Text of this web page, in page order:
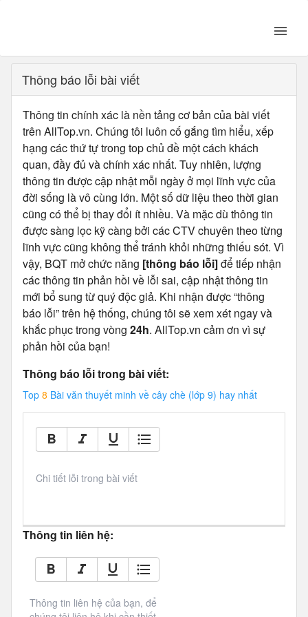
Thông báo lỗi bài viết
Thông tin chính xác là nền tảng cơ bản của bài viết
trên AllTop.vn. Chúng tôi luôn cố gắng tìm hiểu, xếp
hạng các thứ tự trong top chủ đề một cách khách
quan, đầy đủ và chính xác nhất. Tuy nhiên, lượng
thông tin được cập nhật mỗi ngày ở mọi lĩnh vực của
đời sống là vô cùng lớn. Một số dữ liệu theo thời gian
cũng có thể bị thay đổi ít nhiều. Và mặc dù thông tin
được sàng lọc kỹ càng bởi các CTV chuyên theo từng
lĩnh vực cũng không thể tránh khỏi những thiếu sót. Vì
vậy, BQT mở chức năng [thông báo lỗi]để tiếp nhận
các thông tin phản hồi về lỗi sai, cập nhật thông tin
mới bổ sung từ quý độc giả. Khi nhận được “thông
báo lỗi” trên hệ thống, chúng tôi sẽ xem xét ngay và
khắc phục trong vòng 24h. AllTop.vn cảm ơn vì sự
phản hồi của bạn!
Thông báo lỗi trong bài viết:
Top 8 Bài văn thuyết minh về cây chè (lớp 9) hay nhất
Chi tiết lỗi trong bài viết
Thông tin liên hệ:
Thông tin liên hệ của bạn, để